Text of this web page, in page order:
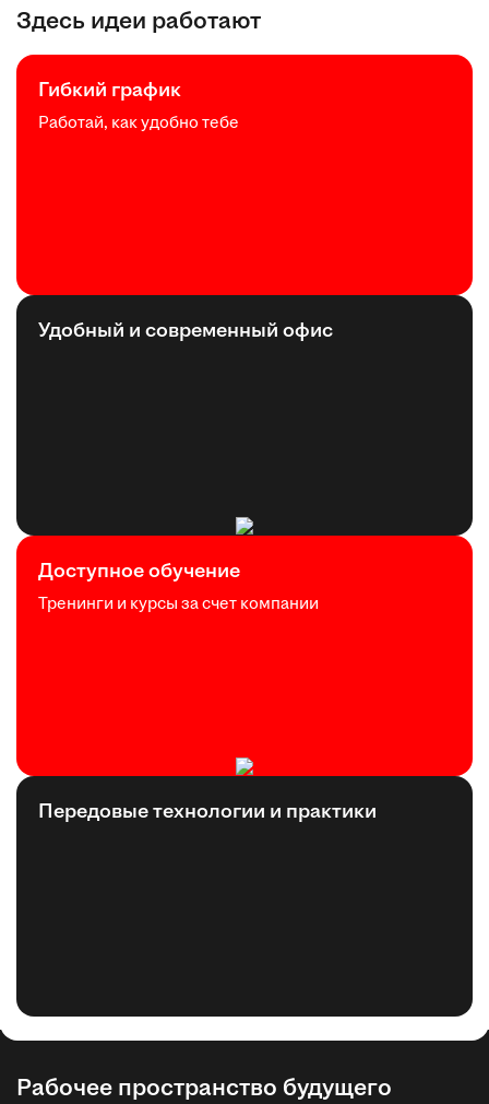
Здесь идеи работают
Гибкий график
Работай, как удобно тебе
Удобный и современный офис
Доступное обучение
Тренинги и курсы за счет компании
Передовые технологии и практики
Рабочее пространство будущего